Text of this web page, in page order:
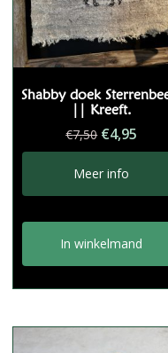
Shabby doek
|| Kreeft.
€7,50
prijs
was:
€7,50.
€4,95
prijs
Meer info
In winkelmand